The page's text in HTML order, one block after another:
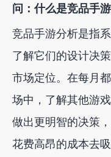
问：什么是竞品手
竞品手游分析是指
了解它们的设计决
市场定位。在每月
场中，了解其他游
做出更明智的决策
花费高昂的成本去吸